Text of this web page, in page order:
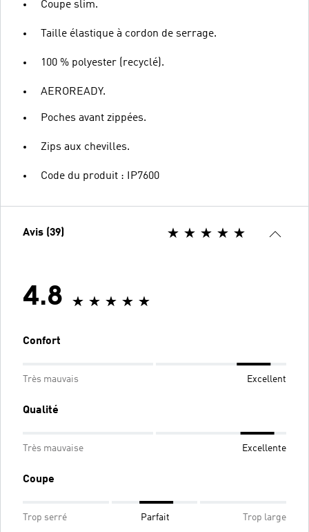
Coupe slim.
Taille élastique à cordon de serrage.
100 % polyester (recyclé).
AEROREADY.
Poches avant zippées.
Zips aux chevilles.
Code du produit : IP7600
Avis (39)
4.8
Confort
Très mauvais Excellent
Qualité
Très mauvaise Excellente
Coupe
Trop serré Parfait Trop large